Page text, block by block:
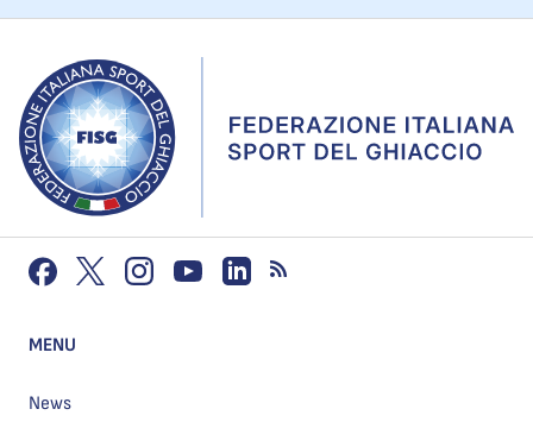
MENU
News